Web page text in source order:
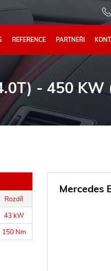
REFERENCE PARTNEŘI
- 450 KW
Mercedes
Rozdíl
43 kW
150 Nm